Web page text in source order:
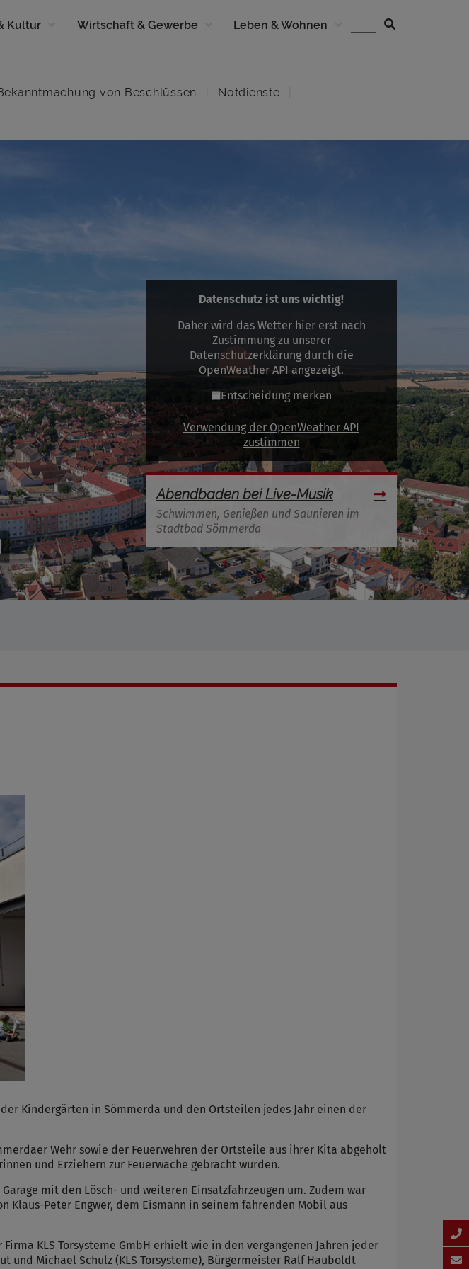
Kultur Wirtschaft & Gewerbe Leben & Wohnen
von Beschlüssen
Notdienste
Datenschutz ist uns wichtig!
Daher wird das Wetter hier erst nach
Zustimmung zu unserer
Datenschutzerklärungdurch die
OpenWeather API angezeigt.
Entscheidung merken
Verwendung der OpenWeather API
zustimmen
Abendbaden bei Live-Musik
Schwimmen, Genießen und Saunieren im
Stadtbad Sömmerda
Kindergärten in Sömmerda und den Ortsteilen jedes Jahr einen der
Wehr sowie der Feuerwehren der Ortsteile aus ihrer Kita abgeholt
und Erziehern zur Feuerwache gebracht wurden.
mit den Lösch- und weiteren Einsatzfahrzeugen um. Zudem war
Klaus-Peter Engwer, dem Eismann in seinem fahrenden Mobil aus
KLS Torsysteme GmbH erhielt wie in den vergangenen Jahren jeder
Michael Schulz (KLS Torsysteme), Bürgermeister Ralf Hauboldt